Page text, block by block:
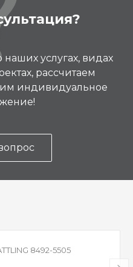
услугах, видах
рассчитаем
индивидуальное
8492-5505